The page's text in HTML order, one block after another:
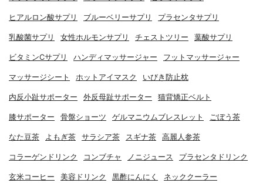
ヒアルロン酸サプリ ブルーベリーサプリ プラセンタサプリ
乳酸菌サプリ 女性ホルモンサプリ チェストツリー 葉酸サプリ
ビタミンCサプリ ハンディマッサージャー フットマッサージャー
マッサージシート ホットアイマスク いびき防止枕
内反小趾サポーター 外反母趾サポーター 猫背矯正ベルト
膝サポーター 骨盤ショーツ ゲルマニウムブレスレット ごぼう茶
なた豆茶 よもぎ茶 サラシア茶 スギナ茶 高麗人参茶
コラーゲンドリンク コンブチャ ノニジュース プラセンタドリンク
玄米コーヒー 美容ドリンク 黒酢にんにく ネッククーラー